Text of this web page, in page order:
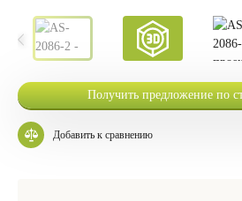
Получить предложение по
Добавить к сравнению